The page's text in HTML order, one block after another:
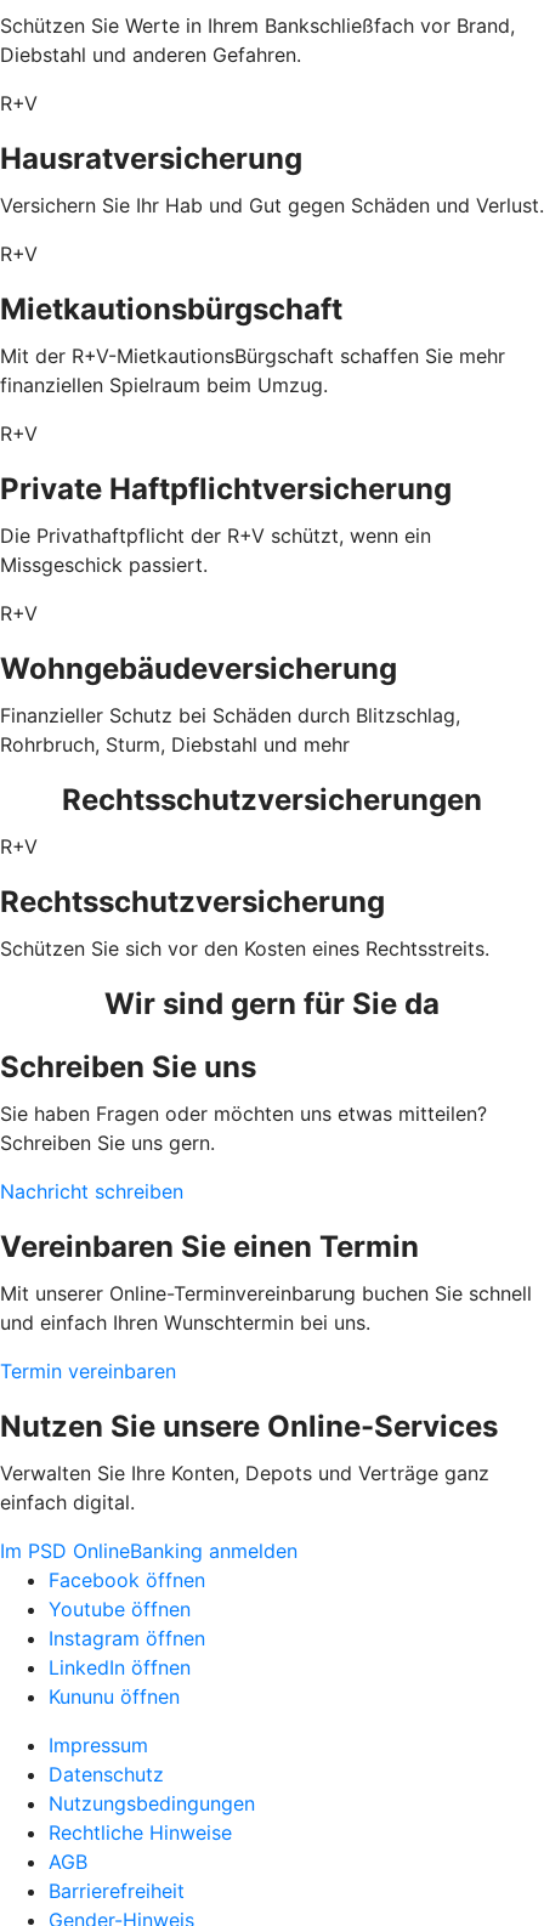
Schützen Sie Werte in Ihrem Bankschließfach vor Brand,
Diebstahl und anderen Gefahren.
R+V
Hausratversicherung
Versichern Sie Ihr Hab und Gut gegen Schäden und Verlust.
R+V
Mietkautionsbürgschaft
Mit der R+V-MietkautionsBürgschaft schaffen Sie mehr
finanziellen Spielraum beim Umzug.
R+V
Private Haftpflichtversicherung
Die Privathaftpflicht der R+V schützt, wenn ein
Missgeschick passiert.
R+V
Wohngebäudeversicherung
Finanzieller Schutz bei Schäden durch Blitzschlag,
Rohrbruch, Sturm, Diebstahl und mehr
Rechtsschutzversicherungen
R+V
Rechtsschutzversicherung
Schützen Sie sich vor den Kosten eines Rechtsstreits.
Wir sind gern für Sie da
Schreiben Sie uns
Sie haben Fragen oder möchten uns etwas mitteilen?
Schreiben Sie uns gern.
Nachricht schreiben
Vereinbaren Sie einen Termin
Mit unserer Online-Terminvereinbarung buchen Sie schnell
und einfach Ihren Wunschtermin bei uns.
Termin vereinbaren
Nutzen Sie unsere Online-Services
Verwalten Sie Ihre Konten, Depots und Verträge ganz
einfach digital.
Im PSD OnlineBanking anmelden
Facebook öffnen
Youtube öffnen
Instagram öffnen
LinkedIn öffnen
Kununu öffnen
Impressum
Datenschutz
Nutzungsbedingungen
Rechtliche Hinweise
AGB
Barrierefreiheit
Gender-Hinweis